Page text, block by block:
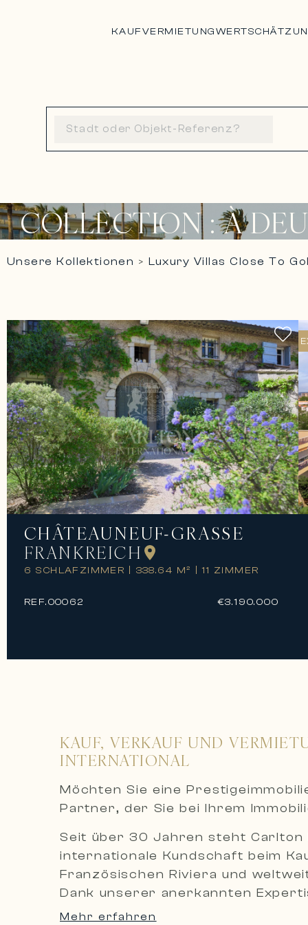
KAUFVERMIETUNG
COLLECTION : À
Unsere Kollektionen > Luxury Villas Close To
CHÂTEAUNEUF-GRASSE
FRANKREICH
6 SCHLAFZIMMER 338.64 M² 11 ZIMMER
REF.00062 €3.190.000
KAUF, VERKAUF UND
INTERNATIONAL
Möchten Sie eine
Partner, der Sie bei Ihrem
Seit über 30 Jahren steht Carlton
internationale Kundschaft beim
Französischen Riviera und
Dank unserer anerkannten
diskrete und maßgeschneiderte
Mehr erfahren